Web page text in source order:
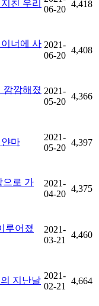
친 우리
06-20
4,418
너에 사 2021-
06-20
4,408
깜깜해졌 2021-
05-20
4,366
얀마
2021-
05-20
4,397
으로 가
2021-
04-20
4,375
루어졌
2021-
03-21
4,460
지난날 2021-
02-21
4,664